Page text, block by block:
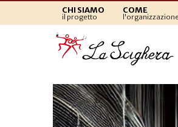
CHI SIAMO
il progetto
COME
l'organizzazione